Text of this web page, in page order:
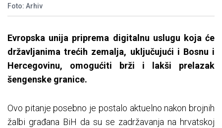
Foto: Arhiv
Evropska unija priprema digitalnu uslugu koja će
državljanima trećih zemalja, uključujući i Bosnu i
Hercegovinu, omogućiti brži i lakši prelazak
šengenske granice.
Ovo pitanje posebno je postalo aktuelno nakon brojnih
žalbi građana BiH da su se zadržavanja na hrvatskoj